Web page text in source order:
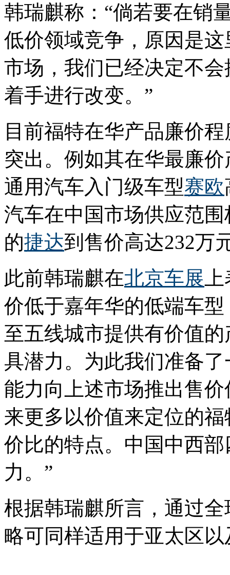
韩瑞麒称：“倘若要在销
低价领域竞争，原因是
市场，我们已经决定不
着手进行改变。”
目前福特在华产品廉价
突出。例如其在华最廉价
通用汽车入门级车型赛欧
汽车在中国市场供应范
的捷达到售价高达232万
此前韩瑞麒在北京车展
价低于嘉年华的低端车
至五线城市提供有价值
具潜力。为此我们准备
能力向上述市场推出售
来更多以价值来定位的
价比的特点。中国中西
力。”
根据韩瑞麒所言，通过
略可同样适用于亚太区